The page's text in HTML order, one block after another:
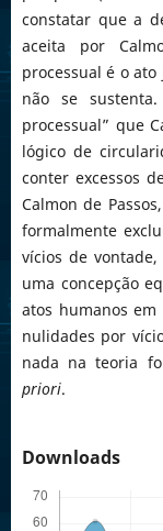
constatar que a
aceita por
processual é o
não se
processual” que
lógico de
conter excessos
Calmon de
formalmente
vícios de
uma concepção
atos humanos
nulidades por
nada na teoria
priori.
Downloads